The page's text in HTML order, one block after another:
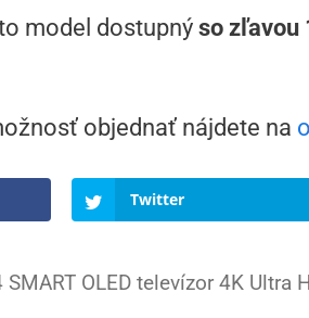
model dostupnýso zľavou
objednať nájdete na
Twitter
SMART OLED televízor 4K Ultra